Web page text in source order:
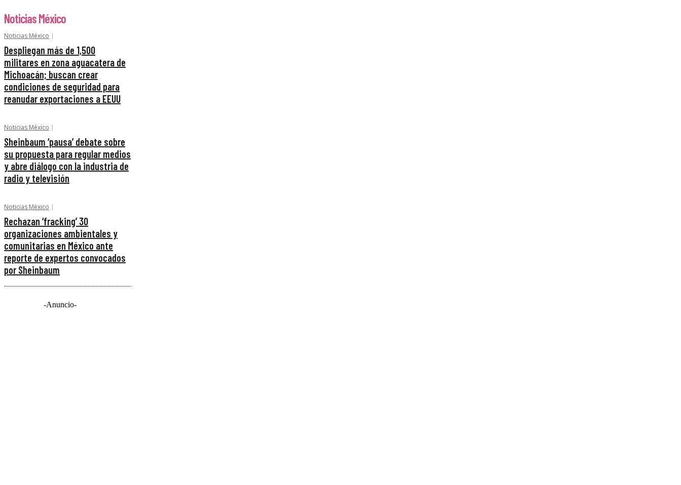
Noticias México
Noticias México
Despliegan más de 1,500
militares en zona aguacatera de
Michoacán; buscan crear
condiciones de seguridad para
reanudar exportaciones a EEUU
Noticias México
Sheinbaum ‘pausa’ debate sobre
su propuesta para regular medios
y abre diálogo con la industria de
radio y televisión
Noticias México
Rechazan ‘fracking’ 30
organizaciones ambientales y
comunitarias en México ante
reporte de expertos convocados
por Sheinbaum
-Anuncio-